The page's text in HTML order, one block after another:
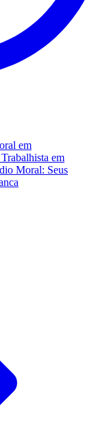
em
em
Moral: Seus